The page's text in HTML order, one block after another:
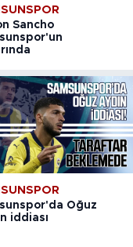
Sancho
Oğuz
iddiası